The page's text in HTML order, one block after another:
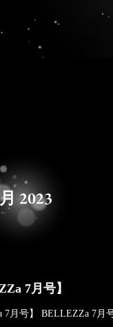
2023
7月号】
7月号】 BELLEZZa 7